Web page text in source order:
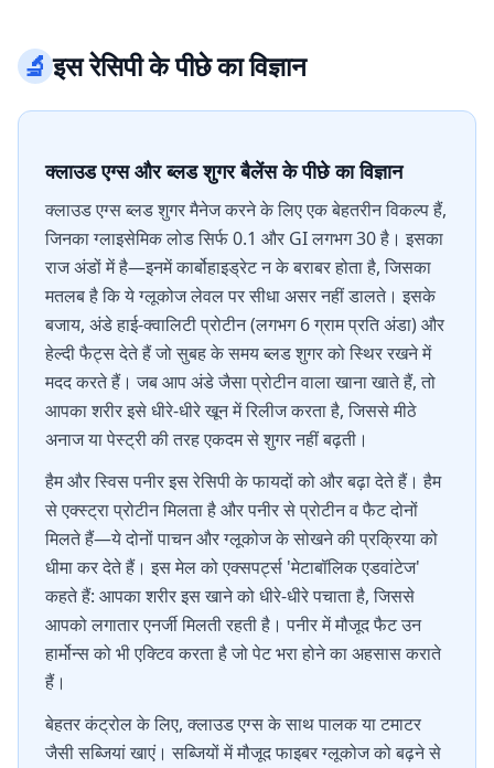
🔬इस रेसिपी के पीछे का विज्ञान
क्लाउड एग्स और ब्लड शुगर बैलेंस के पीछे का विज्ञान
क्लाउड एग्स ब्लड शुगर मैनेज करने के लिए एक बेहतरीन विकल्प हैं,
जिनका ग्लाइसेमिक लोड सिर्फ 0.1 और GI लगभग 30 है। इसका
राज अंडों में है—इनमें कार्बोहाइड्रेट न के बराबर होता है, जिसका
मतलब है कि ये ग्लूकोज लेवल पर सीधा असर नहीं डालते। इसके
बजाय, अंडे हाई-क्वालिटी प्रोटीन (लगभग 6 ग्राम प्रति अंडा) और
हेल्दी फैट्स देते हैं जो सुबह के समय ब्लड शुगर को स्थिर रखने में
मदद करते हैं। जब आप अंडे जैसा प्रोटीन वाला खाना खाते हैं, तो
आपका शरीर इसे धीरे-धीरे खून में रिलीज करता है, जिससे मीठे
अनाज या पेस्ट्री की तरह एकदम से शुगर नहीं बढ़ती।
हैम और स्विस पनीर इस रेसिपी के फायदों को और बढ़ा देते हैं। हैम
से एक्स्ट्रा प्रोटीन मिलता है और पनीर से प्रोटीन व फैट दोनों
मिलते हैं—ये दोनों पाचन और ग्लूकोज के सोखने की प्रक्रिया को
धीमा कर देते हैं। इस मेल को एक्सपर्ट्स 'मेटाबॉलिक एडवांटेज'
कहते हैं: आपका शरीर इस खाने को धीरे-धीरे पचाता है, जिससे
आपको लगातार एनर्जी मिलती रहती है। पनीर में मौजूद फैट उन
हार्मोन्स को भी एक्टिव करता है जो पेट भरा होने का अहसास कराते
हैं।
बेहतर कंट्रोल के लिए, क्लाउड एग्स के साथ पालक या टमाटर
जैसी सब्जियां खाएं। सब्जियों में मौजूद फाइबर ग्लूकोज को बढ़ने से